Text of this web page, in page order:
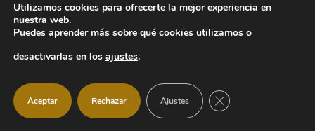
Actualización Campaña de
Utilizamos cookies para ofrecerte la mejor experiencia en
nuestra web.
Puedes aprender más sobre qué cookies utilizamos o
desactivarlas en los ajustes.
Aceptar Rechazar Ajustes CERRAR EL